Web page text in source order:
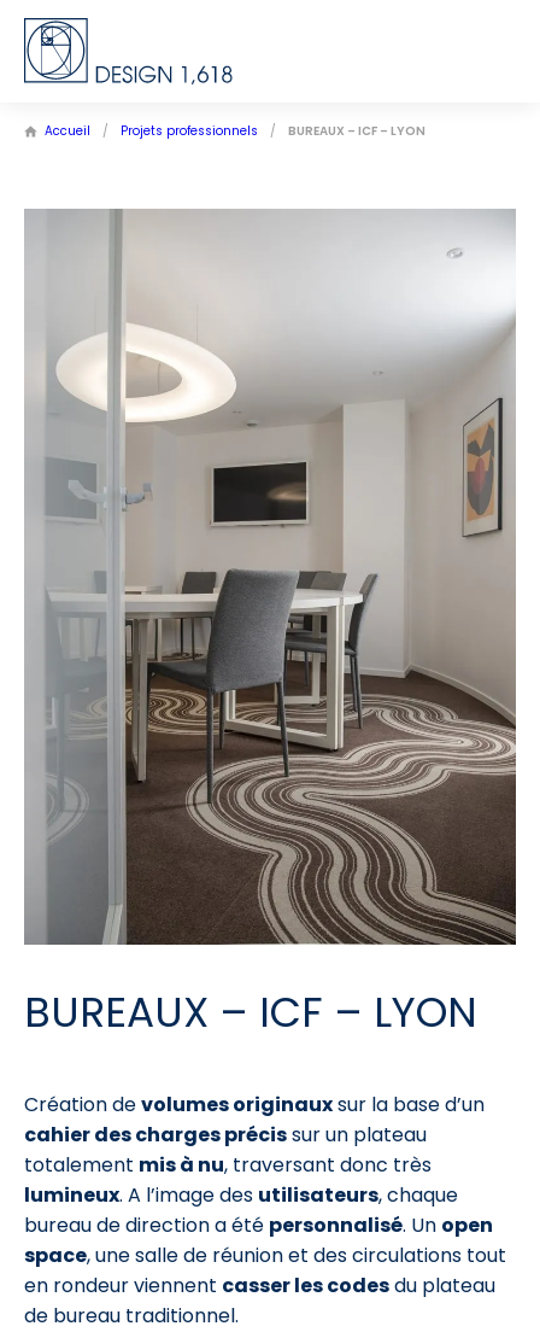
Accueil / Projets professionnels / BUREAUX – ICF – LYON
BUREAUX – ICF – LYON
Création devolumes originauxsur la base d’un
cahier des charges précissur un plateau
totalement mis à nu, traversant donc très
lumineux. A l’image des utilisateurs, chaque
bureau de direction a été personnalisé. Un open
space, une salle de réunion et des circulations tout
en rondeur viennent casser les codesdu plateau
de bureau traditionnel.